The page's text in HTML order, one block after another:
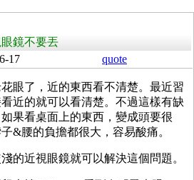
鏡不要丟
17 quote
眼了，近的東西看不清楚。最近習
近的就可以看清楚。不過這樣有缺
果看桌面上的東西，變成頭要很
&腰的負擔都很大，容易酸痛。
的近視眼鏡就可以解決這個問題。